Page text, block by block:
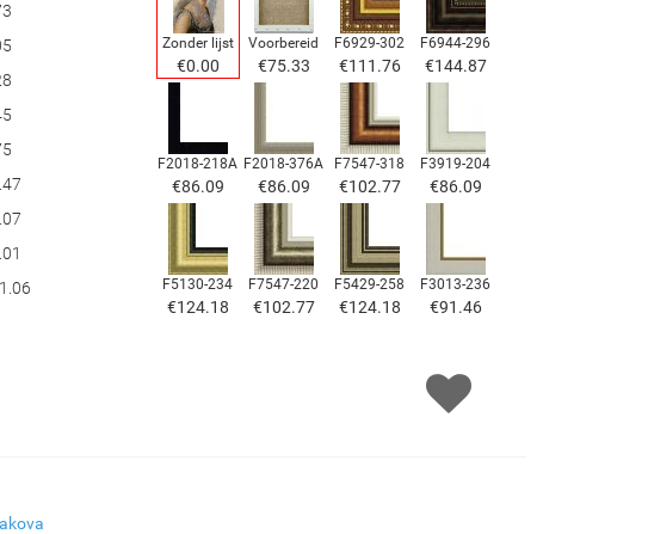
Zonder lijst
€0.00
Voorbereid
€75.33
F6929-302
€111.76
F6944-296
€144.87
F2018-218A
€86.09
F2018-376A
€86.09
F7547-318
€102.77
F3919-204
€86.09
F5130-234
€124.18
F7547-220
€102.77
F5429-258
€124.18
F3013-236
€91.46
F7034-298